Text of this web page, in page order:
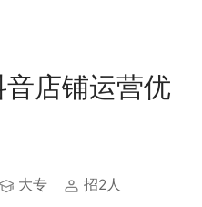
店铺运营优
大专 招2人